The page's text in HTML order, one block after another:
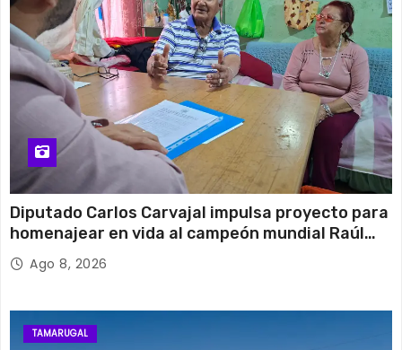
Diputado Carlos Carvajal impulsa proyecto para
homenajear en vida al campeón mundial Raúl
Choque
Ago 8, 2026
TAMARUGAL